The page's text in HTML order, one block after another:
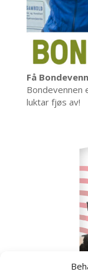
Få
Bondevennen
luktar fjøs av!